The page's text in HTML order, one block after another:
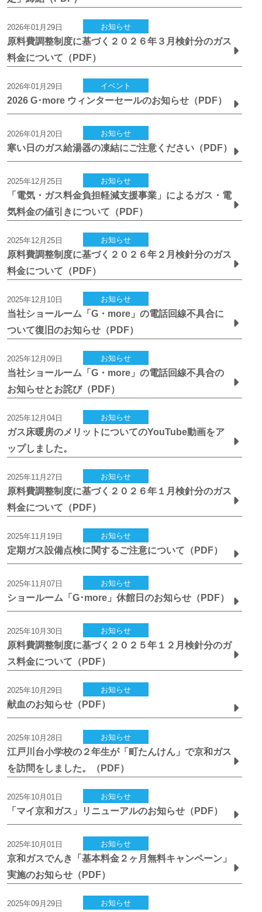
2026年01月29日 お知らせ
原料費調整制度に基づく２０２６年３月検針分のガス
料金について（PDF）
2026年01月29日 イベント
2026 G･more ウィンターセールのお知らせ（PDF）
2026年01月20日 お知らせ
寒い日のガス給湯器の凍結にご注意ください（PDF）
2025年12月25日 お知らせ
「電気・ガス料金負担軽減支援事業」によるガス・電
気料金の値引きについて（PDF）
2025年12月25日 お知らせ
原料費調整制度に基づく２０２６年２月検針分のガス
料金について（PDF）
2025年12月10日 お知らせ
当社ショールーム「G・more」の電話回線不具合に
ついて復旧のお知らせ（PDF）
2025年12月09日 お知らせ
当社ショールーム「G・more」の電話回線不具合の
お知らせとお詫び（PDF）
2025年12月04日 お知らせ
ガス床暖房のメリットについてのYouTube動画をア
ップしました。
2025年11月27日 お知らせ
原料費調整制度に基づく２０２６年１月検針分のガス
料金について（PDF）
2025年11月19日 お知らせ
定期ガス設備点検に関するご注意について（PDF）
2025年11月07日 お知らせ
ショールーム「G･more」休館日のお知らせ（PDF）
2025年10月30日 お知らせ
原料費調整制度に基づく２０２５年１２月検針分のガ
ス料金について（PDF）
2025年10月29日 お知らせ
献血のお知らせ（PDF）
2025年10月28日 お知らせ
江戸川台小学校の２年生が「町たんけん」で京和ガス
を訪問をしました。（PDF）
2025年10月01日 お知らせ
「マイ京和ガス」リニューアルのお知らせ（PDF）
2025年10月01日 お知らせ
京和ガスでんき「基本料金２ヶ月無料キャンペーン」
実施のお知らせ（PDF）
2025年09月29日 お知らせ